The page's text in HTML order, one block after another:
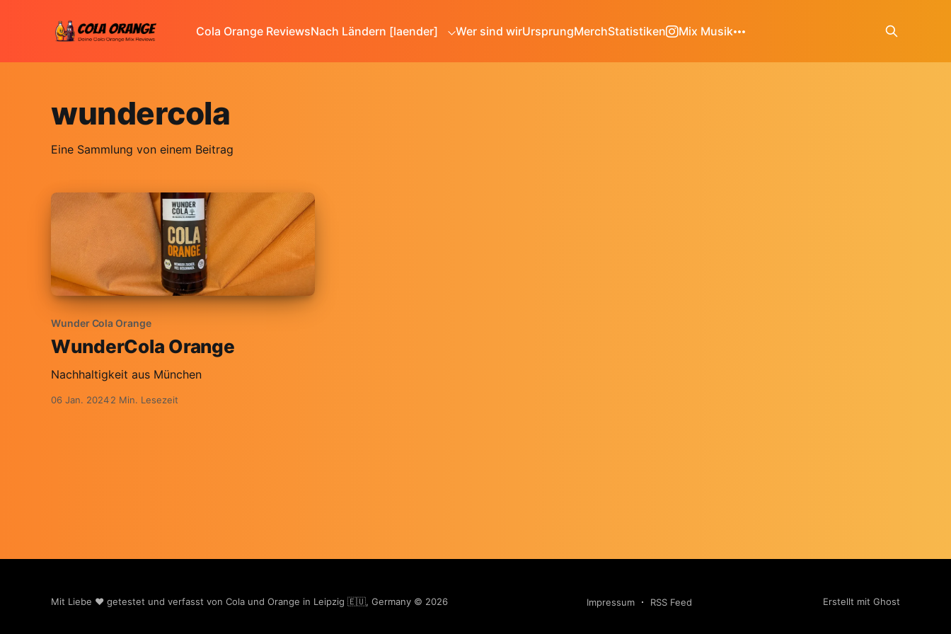
Cola Orange ReviewsNach Ländern [laender] Wer sind wirUrsprungMerchStatistiken Mix Musik
wundercola
Eine Sammlung von einem Beitrag
Wunder Cola Orange
WunderCola Orange
Nachhaltigkeit aus München
06 Jan. 20242 Min. Lesezeit
Mit Liebe ❤️ getestet und verfasst von Cola und Orange in Leipzig 🇪🇺, Germany © 2026 Impressum RSS Feed Erstellt mit Ghost